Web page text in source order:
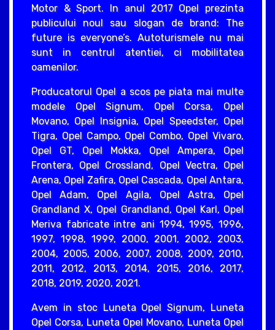
Motor & Sport. In anul 2017 Opel prezinta
publicului noul sau slogan de brand: The
future is everyone’s. Autoturismele nu mai
sunt in centrul atentiei, ci mobilitatea
oamenilor.
Producatorul Opel a scos pe piata mai multe
modele Opel Signum, Opel Corsa, Opel
Movano, Opel Insignia, Opel Speedster, Opel
Tigra, Opel Campo, Opel Combo, Opel Vivaro,
Opel GT, Opel Mokka, Opel Ampera, Opel
Frontera, Opel Crossland, Opel Vectra, Opel
Arena, Opel Zafira, Opel Cascada, Opel Antara,
Opel Adam, Opel Agila, Opel Astra, Opel
Grandland X, Opel Grandland, Opel Karl, Opel
Meriva fabricate intre ani 1994, 1995, 1996,
1997, 1998, 1999, 2000, 2001, 2002, 2003,
2004, 2005, 2006, 2007, 2008, 2009, 2010,
2011, 2012, 2013, 2014, 2015, 2016, 2017,
2018, 2019, 2020, 2021.
Avem in stoc Luneta Opel Signum, Luneta
Opel Corsa, Luneta Opel Movano, Luneta Opel